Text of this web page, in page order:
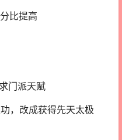
比提高
门派天赋
，改成获得先天太极